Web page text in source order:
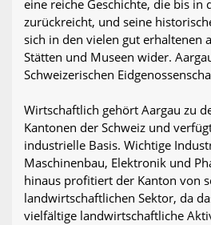
eine reiche Geschichte, die bis in
zurückreicht, und seine
sich in den vielen gut erhaltenen
Stätten und Museen wider.
Schweizerischen
Wirtschaftlich gehört Aargau zu
Kantonen der Schweiz und
industrielle Basis. Wichtige
Maschinenbau, Elektronik und
hinaus profitiert der Kanton von
landwirtschaftlichen Sektor, da
vielfältige landwirtschaftliche